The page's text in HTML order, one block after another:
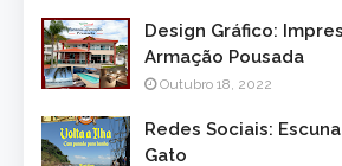
Design Gráfico:
Armação Pousada
Outubro 18, 2022
Redes Sociais:
Gato